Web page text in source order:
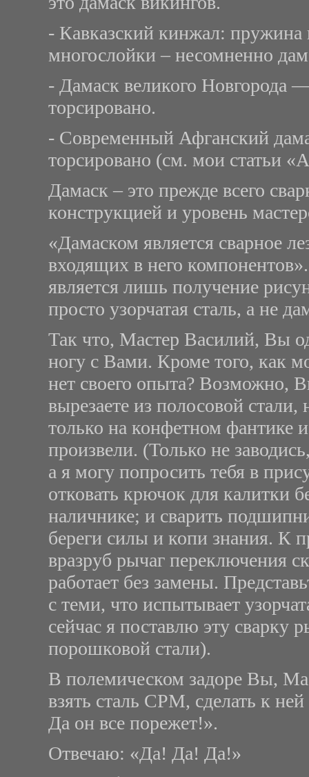
- Кавказский кинжал:
многослойки – несомненно
- Дамаск великого Новгорода
торсировано.
- Современный Афганский
торсировано (см. мои статьи
Дамаск – это прежде всего
конструкцией и уровень
«Дамаском является сварное
входящих в него
является лишь получение
просто узорчатая сталь, а не
Так что, Мастер Василий, Вы
ногу с Вами. Кроме того, как
нет своего опыта? Возможно,
вырезаете из полосовой
только на конфетном фантике
произвели. (Только не
а я могу попросить тебя в
отковать крючок для калитки
наличнике; и сварить
береги силы и копи знания. К
вразруб рычаг переключения
работает без замены.
с теми, что испытывает
сейчас я поставлю эту сварку
порошковой стали).
В полемическом задоре Вы,
взять сталь СРМ, сделать к
Да он все порежет!».
Отвечаю: «Да! Да! Да!»